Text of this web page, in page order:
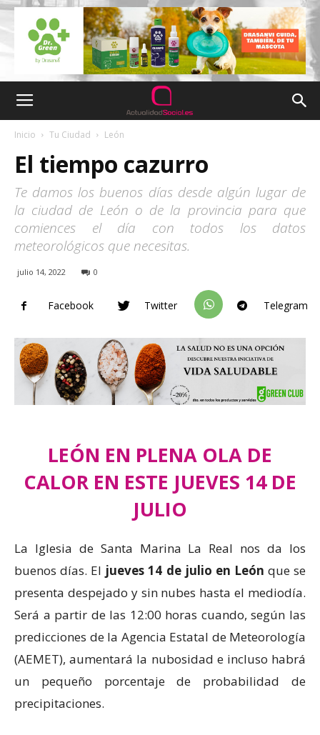
Inicio Tu Ciudad León
El tiempo cazurro
Te damos los buenos días desde algún lugar de
la ciudad de León o de la provincia para que
comiences el día con todos los datos
meteorológicos que necesitas.
julio 14, 2022 0
Facebook Twitter Telegram
LEÓN EN PLENA OLA DE
CALOR EN ESTE JUEVES 14 DE
JULIO
La Iglesia de Santa Marina La Real nos da los
buenos días. El jueves 14 de julio en León que se
presenta despejado y sin nubes hasta el mediodía.
Será a partir de las 12:00 horas cuando, según las
predicciones de la Agencia Estatal de Meteorología
(AEMET), aumentará la nubosidad e incluso habrá
un pequeño porcentaje de probabilidad de
precipitaciones.